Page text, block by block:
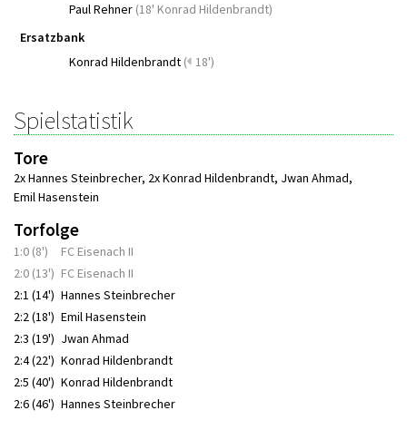
Paul Rehner (18' Konrad Hildenbrandt)
Ersatzbank
Konrad Hildenbrandt ( 18')
Spielstatistik
Tore
2x Hannes Steinbrecher, 2x Konrad Hildenbrandt, Jwan Ahmad,
Emil Hasenstein
Torfolge
1:0 (8')
FC Eisenach II
2:0 (13') FC Eisenach II
2:1 (14') Hannes Steinbrecher
2:2 (18') Emil Hasenstein
2:3 (19') Jwan Ahmad
2:4 (22') Konrad Hildenbrandt
2:5 (40') Konrad Hildenbrandt
2:6 (46') Hannes Steinbrecher